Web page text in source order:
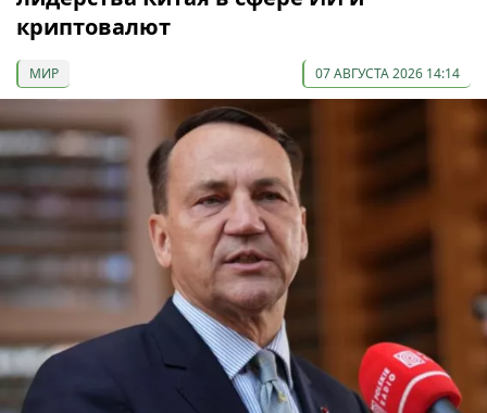
криптовалют
МИР 07 АВГУСТА 2026 14:14